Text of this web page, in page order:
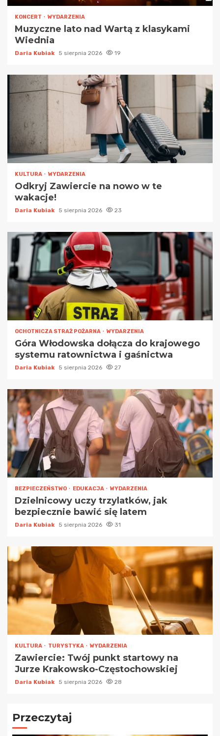
KONCERT WYDARZENIA
Muzyczne lato nad Wartą z klasykami
Wiednia
Daria Kubiak 5 sierpnia 2026 19
KULTURA WYDARZENIA
Odkryj Zawiercie na nowo w te
wakacje!
Daria Kubiak 5 sierpnia 2026 23
OCHOTNICZA STRAŻ POŻARNA WYDARZENIA
Góra Włodowska dołącza do krajowego
systemu ratownictwa i gaśnictwa
Daria Kubiak 5 sierpnia 2026 27
BEZPIECZEŃSTWO EDUKACJA WYDARZENIA
Dzielnicowy uczy trzylatków, jak
bezpiecznie bawić się latem
Daria Kubiak 5 sierpnia 2026 31
KULTURA TURYSTYKA WYDARZENIA
Zawiercie: Twój punkt startowy na
Jurze Krakowsko-Częstochowskiej
Daria Kubiak 5 sierpnia 2026 28
Przeczytaj